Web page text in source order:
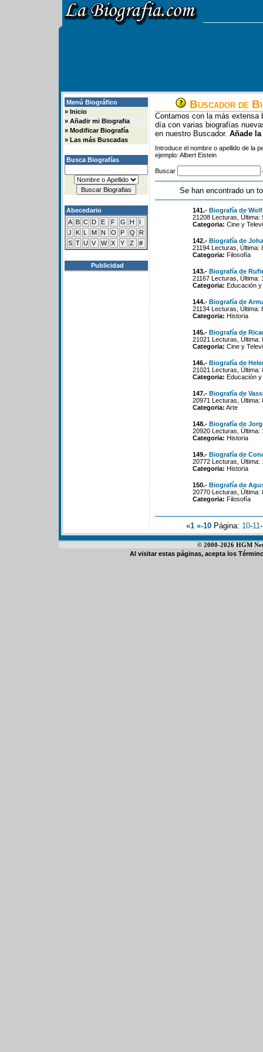
Menú Biográfico
» Inicio
» Añadir mi Biografia
» Modificar Biografía
» Las más Buscadas
Busca Biografías
Abecedario
A B C D E F G H
I
J
K L M N O P Q
R
S T U V W X Y Z #
Publicidad
Buscador de
Contamos con la más extensa
día con varias biografías
en nuestro Buscador. Añade
Introduce el nombre o apellido de la
ejemplo: Albert Eistein
Buscar
Se han encontrado un
141.- Biografía de
21208 Lecturas, Última:
Categoria: Cine y
142.- Biografía de
21194 Lecturas, Última:
Categoria: Filosofía
143.- Biografía de
21167 Lecturas, Última:
Categoria: Educación
144.- Biografía de
21134 Lecturas, Última:
Categoria: Historia
145.- Biografía de
21021 Lecturas,
Categoria: Cine y
146.- Biografía de
21021 Lecturas, Última:
Categoria: Educación
147.- Biografía de
20971 Lecturas, Última:
Categoria: Arte
148.- Biografía de
20920 Lecturas, Última:
Categoria: Historia
149.- Biografía de
20772 Lecturas, Última:
Categoria: Historia
150.- Biografía de
20770 Lecturas, Última:
Categoria: Filosofía
«1 «-10 Página: 10-11-
© 2000-2026 HGM
Al visitar estas páginas, acepta los